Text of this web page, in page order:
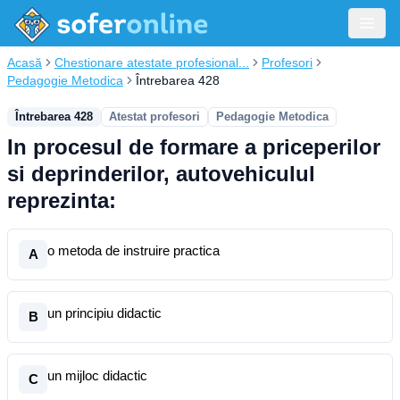
Acasă Chestionare atestate profesional...
Profesori
Pedagogie Metodica
Întrebarea 428
Întrebarea 428 Atestat profesori Pedagogie Metodica
In procesul de formare a priceperilor
si deprinderilor, autovehiculul
reprezinta:
A o metoda de instruire practica
B un principiu didactic
C un mijloc didactic